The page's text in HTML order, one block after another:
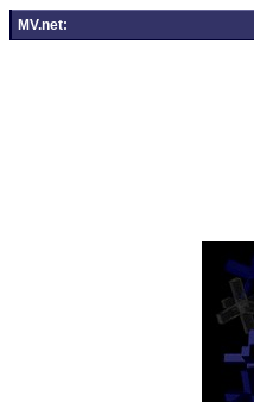
MV.net: